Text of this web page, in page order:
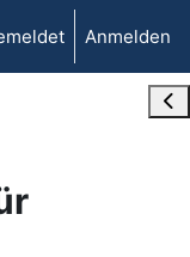
Anmelden